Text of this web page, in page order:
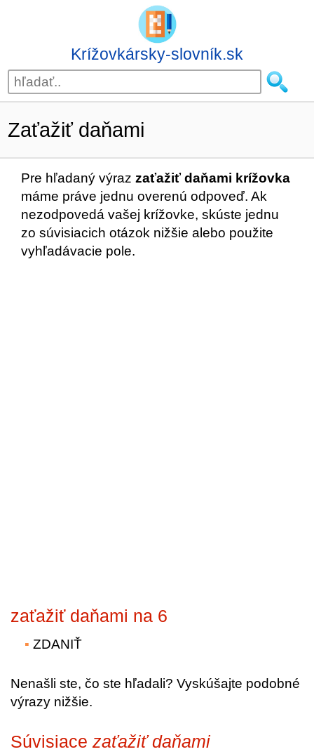
Krížovkársky-slovník.sk
Zaťažiť daňami
Pre hľadaný výraz zaťažiť daňami krížovka
máme práve jednu overenú odpoveď. Ak
nezodpovedá vašej krížovke, skúste jednu
zo súvisiacich otázok nižšie alebo použite
vyhľadávacie pole.
zaťažiť daňami na 6
ZDANIŤ
Nenašli ste, čo ste hľadali? Vyskúšajte podobné
výrazy nižšie.
Súvisiace zaťažiť daňami